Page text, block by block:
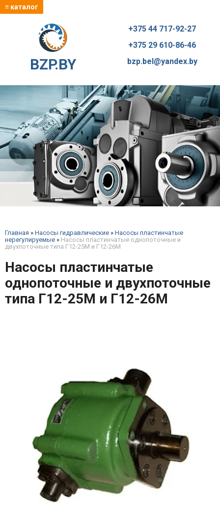
≡ каталог
BZP.BY
+375 44 717-92-27
+375 29 610-86-46
bzp.bel@yandex.by
Главная » Насосы гидравлические » Насосы пластинчатые
нерегулируемые » Насосы пластинчатые однопоточные и
двухпоточные типа Г12-25М и Г12-26М
Насосы пластинчатые
однопоточные и двухпоточные
типа Г12-25М и Г12-26М